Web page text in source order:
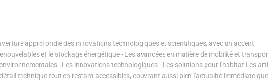
approfondie des innovations technologiques et scientifiques, avec un accent
et le stockage énergétique - Les avancées en matière de mobilité et
- Les innovations technologiques - Les solutions pour l'habitat Les
technique tout en restant accessibles, couvrant aussi bien l'actualité immédiate